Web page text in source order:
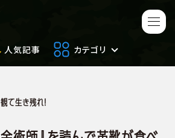
人気記事 カテゴリ
て生き残れ！